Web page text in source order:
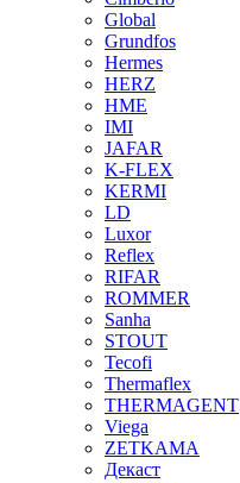
Global
Grundfos
Hermes
HERZ
HME
IMI
JAFAR
K-FLEX
KERMI
LD
Luxor
Reflex
RIFAR
ROMMER
Sanha
STOUT
Tecofi
Thermaflex
THERMAGENT
Viega
ZETKAMA
Декаст